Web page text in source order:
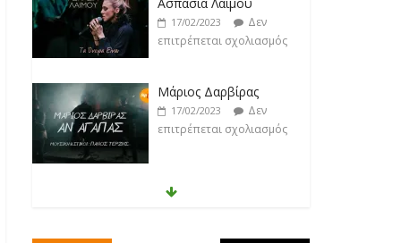
17/02/2023
Δεν
επιτρέπεται σχολιασμός
Μάριος Δαρβίρας
17/02/2023
Δεν
επιτρέπεται σχολιασμός
Klavdia